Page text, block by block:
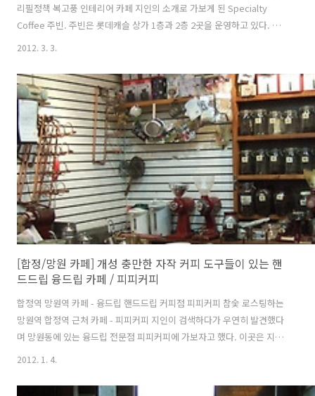
리필정책 복고풍 인테리어 카페 지인의 소개로 가보게 된 Specialty
Coffee 주빈. 주빈은 롯데캐슬 상가 1층과 2층 2곳을 운영하고 있다. 2
흡수하려고 1층에도 문을 연 것으로 보인다. 2층 본점의 차분한 느낌과
달리 캐주얼하고 모던한 분위기의 1층 '주빈 마에스터' 2층 상가 통로와
주빈 입구. 커피 만드는 공간. 주빈의 주력 세일 포인트는 스페셜티 커피
의 확보와 제공. 음악 선곡, 컬러 코드, 집기가 주는 정서가 다동커피집의
그것과 많이 비슷한 것이 40대 후반~60대층이 친근감을..
2012. 3. 3.
[합정/망원 카페] 개성 충만한 자작 커피 도구들이 있는 핸
드드립 융드립 카페 / 피피커피
합정역 망원역 카페 - 융드립 핸드드립 커피점 피피커피 참숯 로스팅하는
망원역 합정역 근처 카페 - 피피커피 지인이 검색하다가 우연히 발견했다
며 망원동에 있는 융드립 전문점 피피커피에 가보자고 했다. 이곳은 지하
철에서 접근하는 동선이 좀 먼 곳에 위치해 있다. 피피커피는 앉아서 마
이블은 2개가 놓여 있으며 나머지 공간에는 로스터 3개와 커피 장비들이
2012. 1. 4.